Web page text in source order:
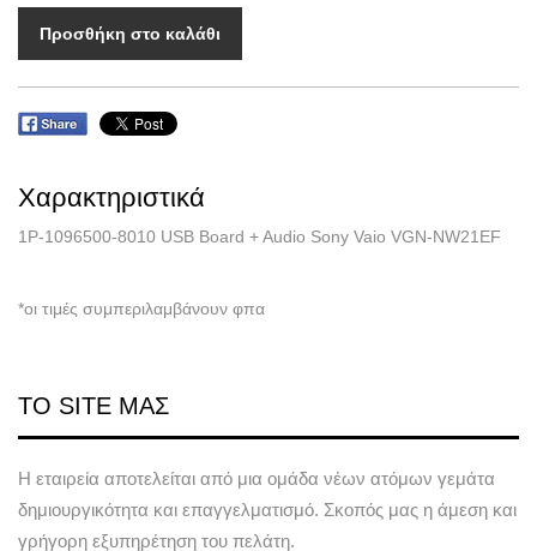
Προσθήκη στο καλάθι
Χαρακτηριστικά
1P-1096500-8010 USB Board + Audio Sony Vaio VGN-NW21EF
*οι τιμές συμπεριλαμβάνουν φπα
ΤΟ SITE ΜΑΣ
Η εταιρεία αποτελείται από μια ομάδα νέων ατόμων γεμάτα
δημιουργικότητα και επαγγελματισμό. Σκοπός μας η άμεση και
γρήγορη εξυπηρέτηση του πελάτη.